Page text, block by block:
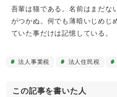
吾輩は猫である。名前はまだな
がつかぬ。何でも薄暗いじめじ
ていた事だけは記憶している。
法人事業税 法人住民税
この記事を書いた人